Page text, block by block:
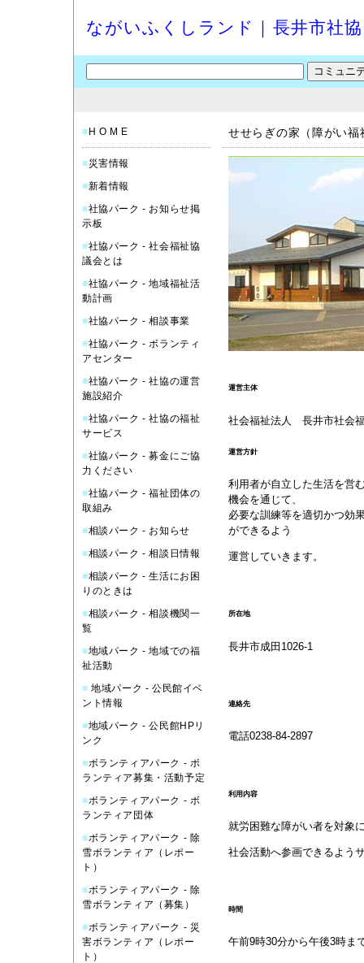
ながいふくしランド｜長井市社協
■ H O M E
■災害情報
■新着情報
■社協パーク - お知らせ掲
示板
■社協パーク - 社会福祉協
議会とは
■社協パーク - 地域福祉活
動計画
■社協パーク - 相談事業
■社協パーク - ボランティ
アセンター
■社協パーク - 社協の運営
施設紹介
■社協パーク - 社協の福祉
サービス
■社協パーク - 募金にご協
力ください
■社協パーク - 福祉団体の
取組み
■相談パーク - お知らせ
■相談パーク - 相談日情報
■相談パーク - 生活にお困
りのときは
■相談パーク - 相談機関一
覧
■地域パーク - 地域での福
祉活動
■ 地域パーク - 公民館イベ
ント情報
■地域パーク - 公民館HPリ
ンク
■ボランティアパーク - ボ
ランティア募集・活動予定
■ボランティアパーク - ボ
ランティア団体
■ボランティアパーク - 除
雪ボランティア（レポー
ト）
■ボランティアパーク - 除
雪ボランティア（募集）
■ボランティアパーク - 災
害ボランティア（レポー
ト）
せせらぎの家（障がい
運営主体
社会福祉法人 長井市社会
運営方針
利用者が自立した生活を営
機会を通じて、
必要な訓練等を適切かつ効
ができるよう
運営していきます。
所在地
長井市成田1026-1
連絡先
電話0238-84-2897
利用内容
就労困難な障がい者を対象
社会活動へ参画できるよう
時間
午前9時30分から午後3時ま